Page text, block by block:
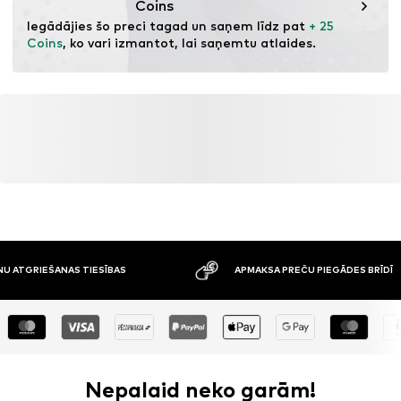
Coins
Iegādājies šo preci tagad un saņem līdz pat + 25
Coins, ko vari izmantot, lai saņemtu atlaides.
TIESĪBAS APMAKSA PREČU PIEGĀDES BRĪDĪ
Nepalaid neko garām!